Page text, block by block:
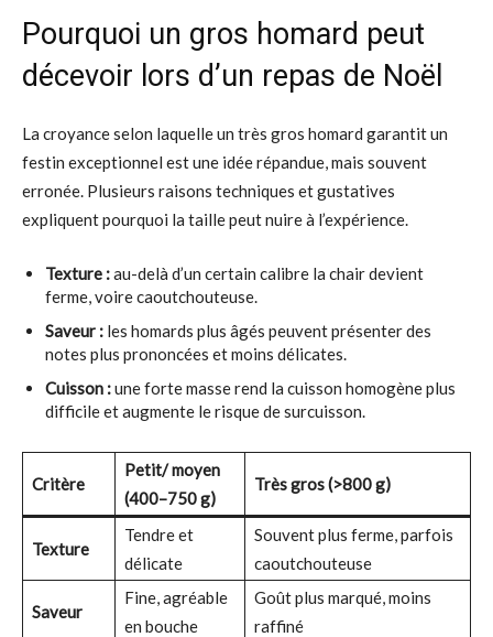
Pourquoi un gros homard peut
décevoir lors d’un repas de Noël
La croyance selon laquelle un très gros homard garantit un
festin exceptionnel est une idée répandue, mais souvent
erronée. Plusieurs raisons techniques et gustatives
expliquent pourquoi la taille peut nuire à l’expérience.
Texture :au-delà d’un certain calibre la chair devient
ferme, voire caoutchouteuse.
Saveur : les homards plus âgés peuvent présenter des
notes plus prononcées et moins délicates.
Cuisson :une forte masse rend la cuisson homogène plus
difficile et augmente le risque de surcuisson.
Critère
Petit/ moyen
(400–750 g)
Très gros (>800 g)
Texture
Tendre et
délicate
Souvent plus ferme, parfois
caoutchouteuse
Saveur
Fine, agréable
en bouche
Goût plus marqué, moins
raffiné